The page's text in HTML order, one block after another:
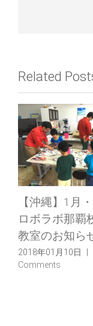
Related
水素・燃料電
コンクールに
ボティクスラ
校の生徒が優
受賞しました！